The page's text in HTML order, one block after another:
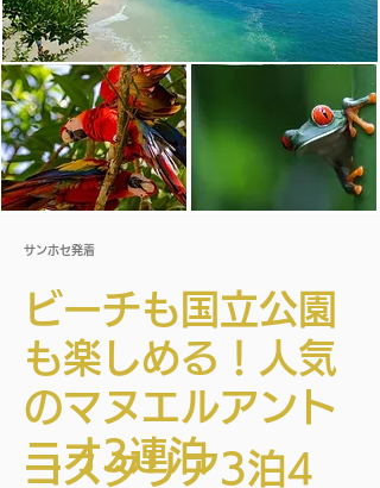
サンホセ発着
ビーチも国立公園
も楽しめる！人気
のマヌエルアント
ニオ3連泊​
コスタリア3泊4